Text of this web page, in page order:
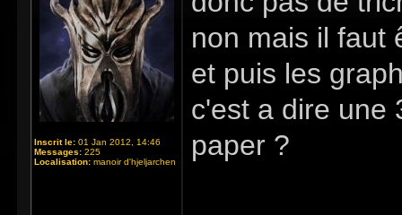
Inscrit le: 01 Jan 2012, 14:46
Messages: 225
Localisation: manoir d'hjeljarchen
non mais il faut
et puis les
c'est a dire une
paper ?